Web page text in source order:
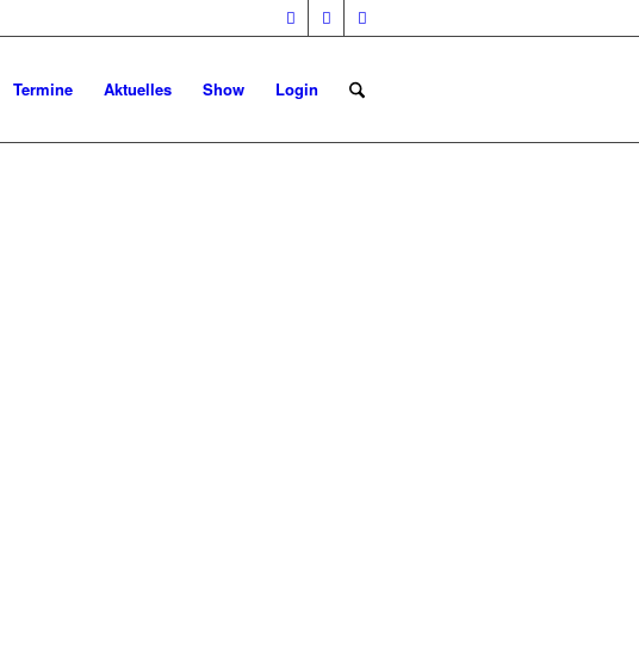
Termine Aktuelles Show Login